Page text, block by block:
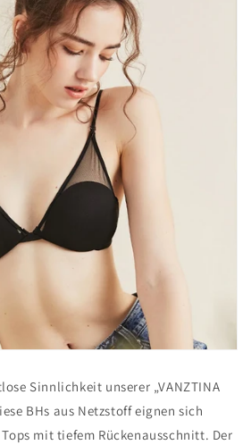
Sinnlichkeit unserer „VANZTINA
BHs aus Netzstoff eignen sich
mit tiefem Rückenausschnitt. Der